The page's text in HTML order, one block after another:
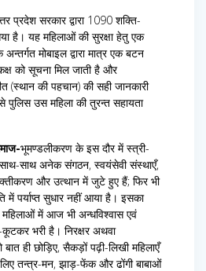
प्रदेश सरकार द्वारा 1090 शक्ति-
है। यह महिलाओं की सुरक्षा हेतु एक
मोबाइल द्वारा मात्र एक बटन
को सूचना मिल जाती है और
(स्थान की पहचान) की सही जानकारी
पुलिस उस महिला की तुरन्त सहायता
भूमण्डलीकरण के इस दौर में स्त्री-
साथ अनेक संगठन, स्वयंसेवी संस्थाएँ,
और उत्थान में जुटे हुए हैं; फिर भी
में पर्याप्त सुधार नहीं आया है। इसका
में आज भी अन्धविश्वास एवं
कूटकर भरी है। निरक्षर अथवा
ही छोड़िए, सैकड़ों पढ़ी-लिखी महिलाएँ
लिए तन्त्र-मन, झाड़-फेंक और ढोंगी बाबाओं